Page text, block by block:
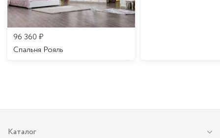
96 360 ₽
Спальня Рояль
Каталог